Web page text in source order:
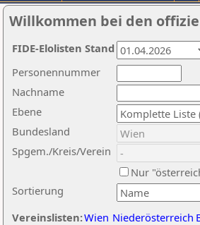
Willkommen bei den
Nachname
Ebene
Sortierung
Personennummer
Bundesland
Spgem./Kreis/Verein
Nur
Vereinslisten:Wien Niederösterreich
FIDE-Elolisten Stand